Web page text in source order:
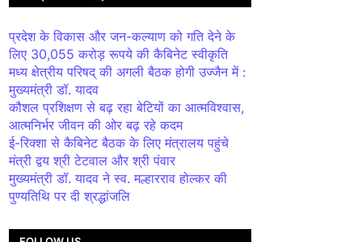
प्रदेश के विकास और जन-कल्याण को गति देने के
लिए 30,055 करोड़ रूपये की कैबिनेट स्वीकृति
मध्य क्षेत्रीय परिषद् की अगली बैठक होगी उज्जैन में :
मुख्यमंत्री डॉ. यादव
कौशल प्रशिक्षण से बढ़ रहा बेटियों का आत्मविश्वास,
आत्मनिर्भर जीवन की ओर बढ़ रहे कदम
ई-रिक्शा से कैबिनेट बैठक के लिए मंत्रालय पहुंचे
मंत्री द्वय श्री टेटवाल और श्री पंवार
मुख्यमंत्री डॉ. यादव ने स्व. मल्हारराव होल्कर की
पुण्यतिथि पर दी श्रद्धांजलि